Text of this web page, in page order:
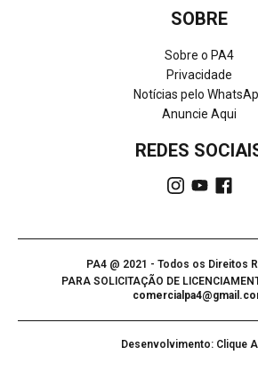
SOBRE
Sobre o PA4
Privacidade
Notícias pelo
Anuncie Aqui
REDES
PA4 @ 2021 - Todos os Direitos
PARA SOLICITAÇÃO DE
Desenvolvimento: Clique